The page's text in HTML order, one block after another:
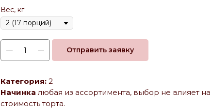
Вес, кг
Отправить заявку
Категория: 2
Начинка любая из ассортимента, выбор не влияет
стоимость торта.